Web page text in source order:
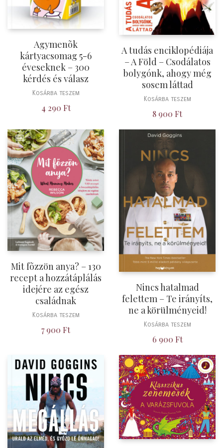
Agymenõk
kártyacsomag 5-6
éveseknek – 300
kérdés és válasz
Kosárba teszem
4 290 Ft
A tudás enciklopédiája
– A Föld – Csodálatos
bolygónk, ahogy még
sosem láttad
Kosárba teszem
8 900 Ft
Mit fõzzön anya? – 130
recept a hozzátáplálás
idejére az egész
családnak
Kosárba teszem
7 900 Ft
Nincs hatalmad
felettem – Te irányíts,
ne a körülményeid!
Kosárba teszem
6 900 Ft